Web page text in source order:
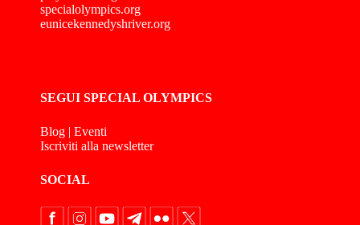
specialolympics.org
eunicekennedyshriver.org
SEGUI SPECIAL OLYMPICS
Blog | Eventi
Iscriviti alla newsletter
SOCIAL